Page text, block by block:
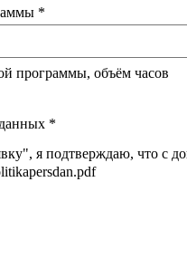
*
программы, объём часов
*
я подтверждаю, что с